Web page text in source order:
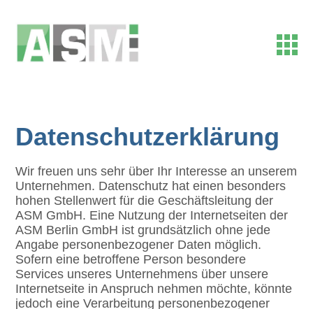
Datenschutzerklärung
Wir freuen uns sehr über Ihr Interesse an unserem
Unternehmen. Datenschutz hat einen besonders
hohen Stellenwert für die Geschäftsleitung der
ASM GmbH. Eine Nutzung der Internetseiten der
ASM Berlin GmbH ist grundsätzlich ohne jede
Angabe personenbezogener Daten möglich.
Sofern eine betroffene Person besondere
Services unseres Unternehmens über unsere
Internetseite in Anspruch nehmen möchte, könnte
jedoch eine Verarbeitung personenbezogener